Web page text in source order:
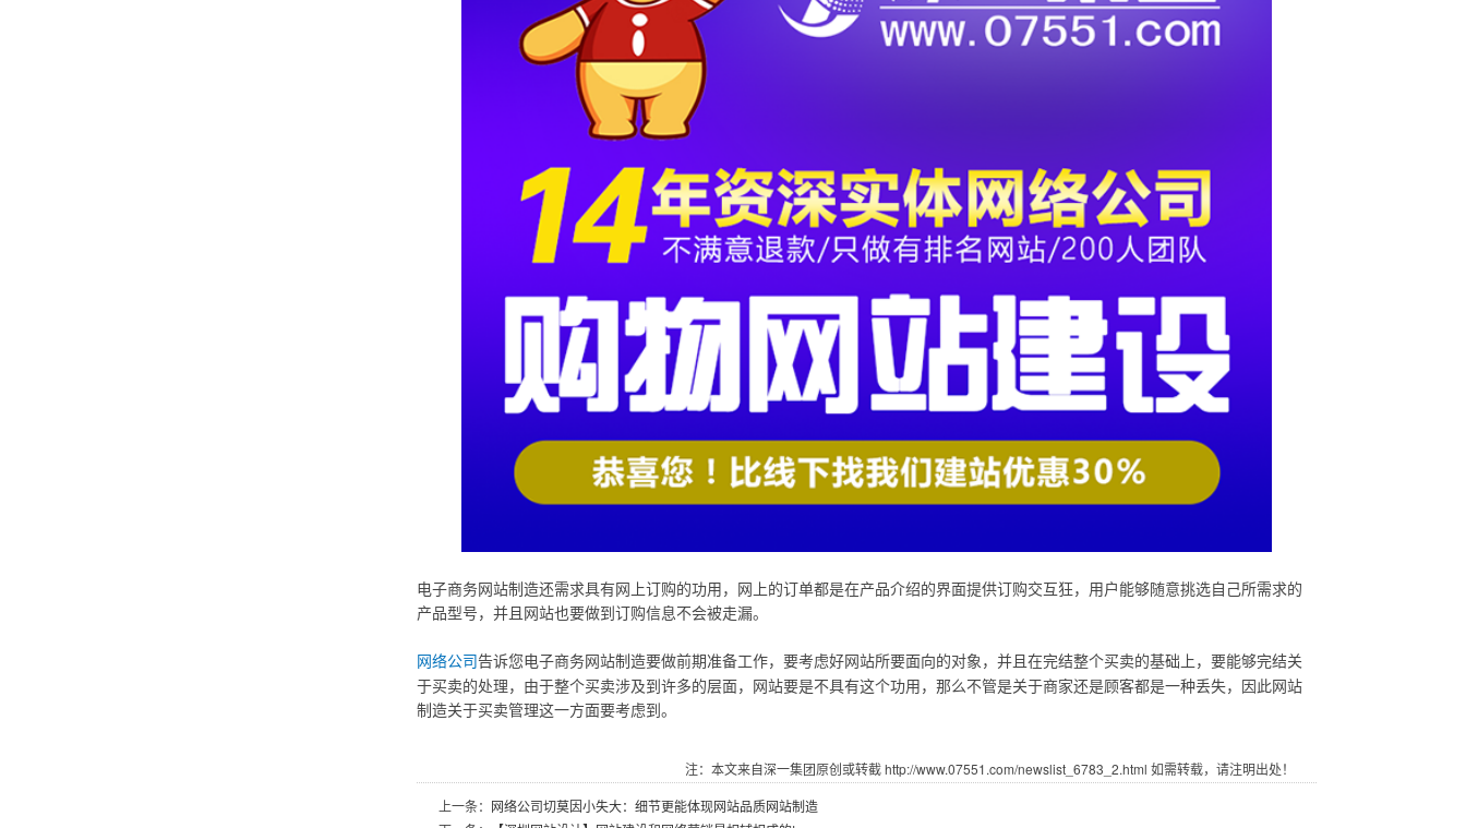
电子商务网站制造还需求具有网上订购的功用，网上的订单都是在产品介绍的界面提供订购交互狂，用户能够随意挑选自己所需求的
产品型号，并且网站也要做到订购信息不会被走漏。
网络公司告诉您电子商务网站制造要做前期准备工作，要考虑好网站所要面向的对象，并且在完结整个买卖的基础上，要能够完结关
于买卖的处理，由于整个买卖涉及到许多的层面，网站要是不具有这个功用，那么不管是关于商家还是顾客都是一种丢失，因此网站
制造关于买卖管理这一方面要考虑到。
注：本文来自深一集团原创或转截 http://www.07551.com/newslist_6783_2.html 如需转载，请注明出处！
上一条： 网络公司切莫因小失大：细节更能体现网站品质网站制造